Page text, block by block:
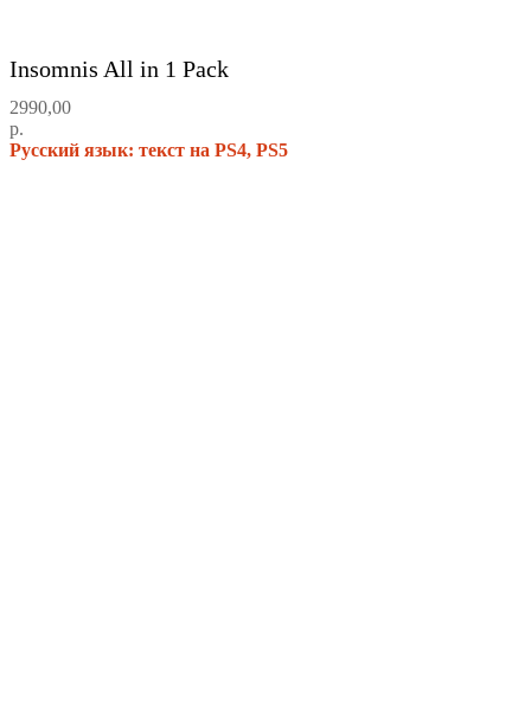
Insomnis All in 1 Pack
2990,00
р.
Русский язык: текст на PS4, PS5